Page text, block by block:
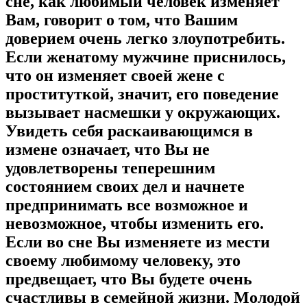
Вам, говорит о том, что Вашим
доверием очень легко злоупотребить.
Если женатому мужчине приснилось,
что он изменяет своей жене с
проституткой, значит, его поведение
вызывает насмешки у окружающих.
Увидеть себя раскаивающимся в
измене означает, что Вы не
удовлетворены теперешним
состоянием своих дел и начнете
предпринимать все возможное и
невозможное, чтобы изменить его.
Если во сне Вы изменяете из мести
своему любимому человеку, это
предвещает, что Вы будете очень
счастливы в семейной жизни. Молодой